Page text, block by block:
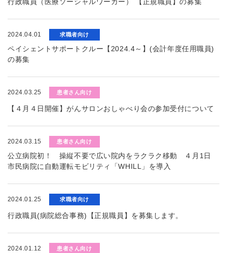
2024.04.01 求職者向け
ペイシェントサポートクルー【2024.4～】(会計年度任用職員)
の募集
2024.03.25 患者さん向け
【４月４日開催】がんサロンおしゃべり会の参加受付について
2024.03.15 患者さん向け
公立病院初！ 操縦不要で広い院内をラクラク移動 ４月1日
市民病院に自動運転モビリティ「WHILL」を導入
2024.01.25 求職者向け
行政職員(病院総合事務)【正規職員】を募集します。
2024.01.12 患者さん向け